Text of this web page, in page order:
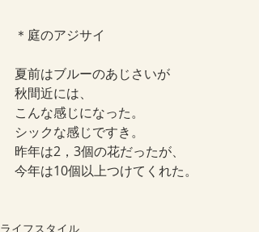
＊庭のアジサイ
夏前はブルーのあじさいが
秋間近には、
こんな感じになった。
シックな感じですき。
昨年は2，3個の花だったが、
今年は10個以上つけてくれた。
ライフスタイル